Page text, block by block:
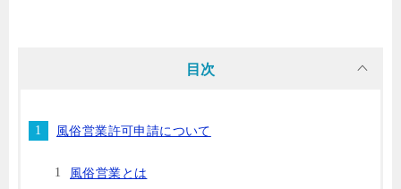
目次
風俗営業許可申請について
風俗営業とは